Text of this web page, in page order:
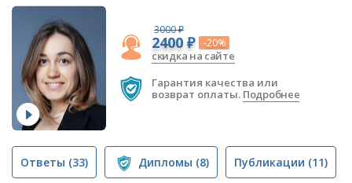
3000 ₽
2400 ₽ -20%
скидка на сайте
Гарантия качества или
возврат оплаты. Подробнее
Ответы (33) Дипломы (8) Публикации (11)